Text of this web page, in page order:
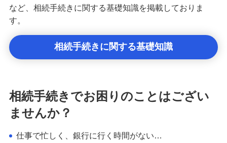
など、相続手続きに関する基礎知識を掲載しておりま
す。
相続手続きに関する基礎知識
相続手続きでお困りのことはござい
ませんか？
仕事で忙しく、銀行に行く時間がない…